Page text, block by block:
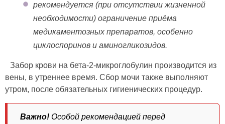
рекомендуется (при отсутствии жизненной
необходимости) ограничение приёма
медикаментозных препаратов, особенно
циклоспоринов и аминогликозидов.
Забор крови на бета-2-микроглобулин производится из
вены, в утреннее время. Сбор мочи также выполняют
утром, после обязательных гигиенических процедур.
Важно! Особой рекомендацией перед